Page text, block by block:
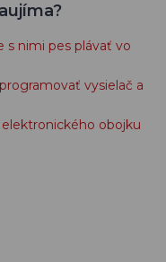
s nimi pes plávať vo
vysielač a
obojku